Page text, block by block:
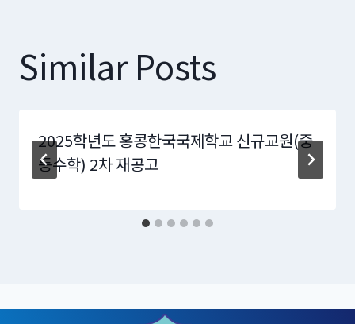
Similar Posts
2025학년도 홍콩한국국제학교 신규교원(중
등수학) 2차 재공고